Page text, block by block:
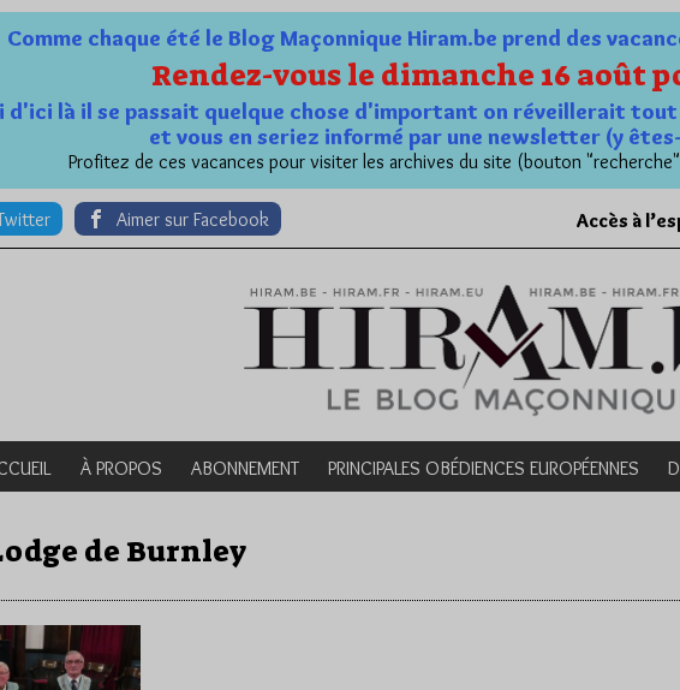
Comme chaque été le Blog Maçonnique Hiram.be prend des
Rendez-vous le dimanche 16 août
d'ici là il se passait quelque chose d'important on réveillerait
et vous en seriez informé par une newsletter (y
Profitez de ces vacances pour visiter les archives du site (bouton
Aimer sur Facebook Accès à
À PROPOS ABONNEMENT PRINCIPALES OBÉDIENCES EUROPÉENNES
de Burnley